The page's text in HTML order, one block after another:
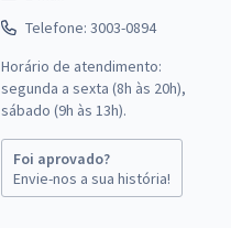
Telefone: 3003-0894
Horário de atendimento:
segunda a sexta (8h às 20h),
sábado (9h às 13h).
Foi aprovado?
Envie-nos a sua história!